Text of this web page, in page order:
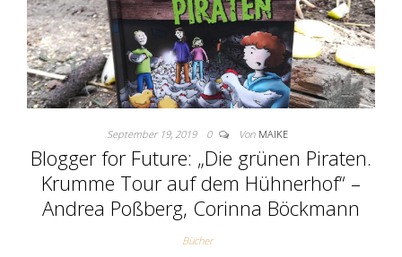
September 19, 2019 0 Von MAIKE
Blogger for Future: „Die grünen Piraten.
Krumme Tour auf dem Hühnerhof“ –
Andrea Poßberg, Corinna Böckmann
Bücher